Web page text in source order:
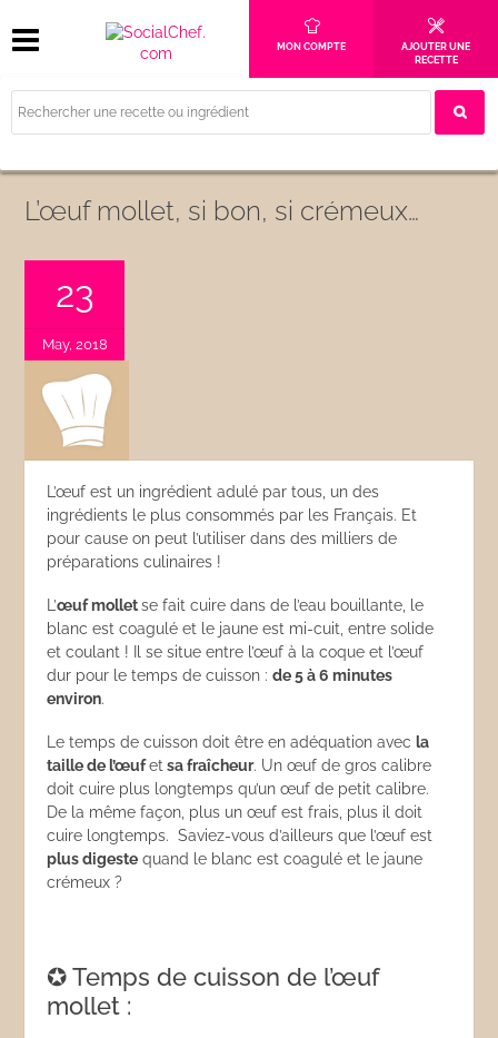
MON COMPTE
AJOUTER UNE
RECETTE
L’œuf mollet, si bon, si crémeux…
23
May, 2018
L’œuf est un ingrédient adulé par tous, un des
ingrédients le plus consommés par les Français. Et
pour cause on peut l’utiliser dans des milliers de
préparations culinaires !
L’œuf molletse fait cuire dans de l’eau bouillante, le
blanc est coagulé et le jaune est mi-cuit, entre solide
et coulant ! Il se situe entre l’œuf à la coque et l’œuf
dur pour le temps de cuisson :de 5 à 6 minutes
environ.
Le temps de cuisson doit être en adéquation avec la
taille de l’œufet sa fraîcheur. Un œuf de gros calibre
doit cuire plus longtemps qu’un œuf de petit calibre.
De la même façon, plus un œuf est frais, plus il doit
cuire longtemps. Saviez-vous d’ailleurs que l’œuf est
plus digeste quand le blanc est coagulé et le jaune
crémeux ?
✪ Temps de cuisson de l’œuf
mollet :